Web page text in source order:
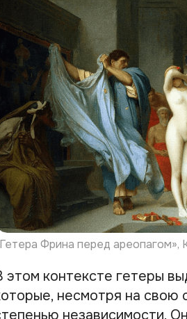
Фрина перед ареопагом»,
этом контексте гетеры
несмотря на свою
независимости.